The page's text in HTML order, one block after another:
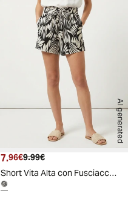
AI generated
Prezzo attuale
7.96€ Prezzo originale
9.99€
Short Vita Alta con Fusciacca e Tasche